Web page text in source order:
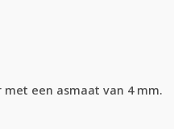
een asmaat van 4 mm.